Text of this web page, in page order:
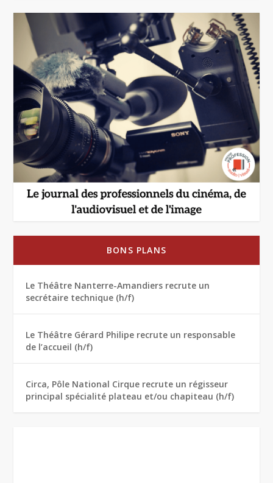
BONS PLANS
Le Théâtre Nanterre-Amandiers recrute un
secrétaire technique (h/f)
Le Théâtre Gérard Philipe recrute un responsable
de l’accueil (h/f)
Circa, Pôle National Cirque recrute un régisseur
principal spécialité plateau et/ou chapiteau (h/f)